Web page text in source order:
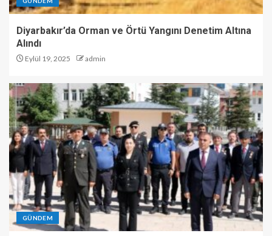
Diyarbakır’da Orman ve Örtü Yangını Denetim Altına
Alındı
Eylül 19, 2025 admin
GÜNDEM